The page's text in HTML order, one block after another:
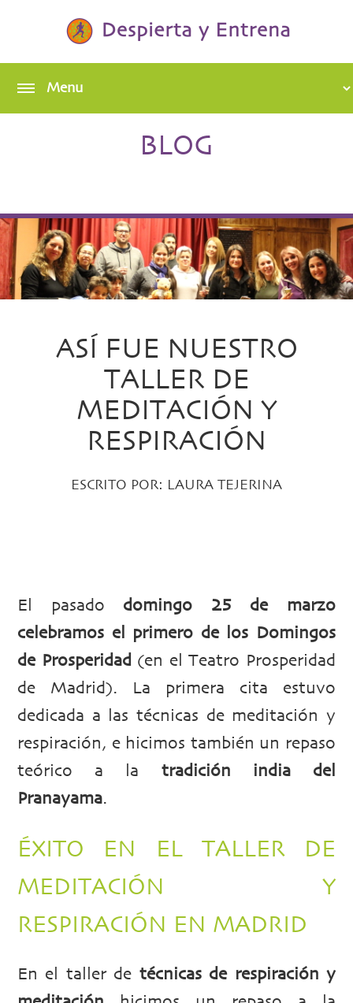
BLOG
ASÍ FUE NUESTRO
TALLER DE
MEDITACIÓN Y
RESPIRACIÓN
ESCRITO POR: LAURA TEJERINA
El pasado domingo 25 de marzo
celebramos el primero de los Domingos
de Prosperidad (en el Teatro Prosperidad
de Madrid). La primera cita estuvo
dedicada a las técnicas de meditación y
respiración, e hicimos también un repaso
teórico a la tradición india del
Pranayama.
ÉXITO EN EL TALLER DE
MEDITACIÓN Y
RESPIRACIÓN EN MADRID
En el taller de técnicas de respiración y